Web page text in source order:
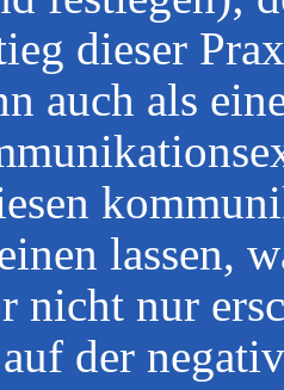
dieser
auch als
lassen,
nicht nur
der